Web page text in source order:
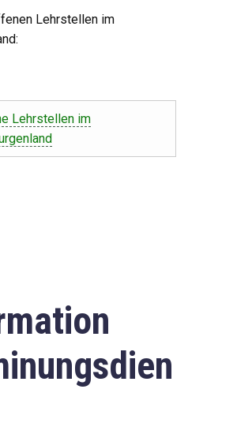
Lehrstellen im
Lehrstellen im